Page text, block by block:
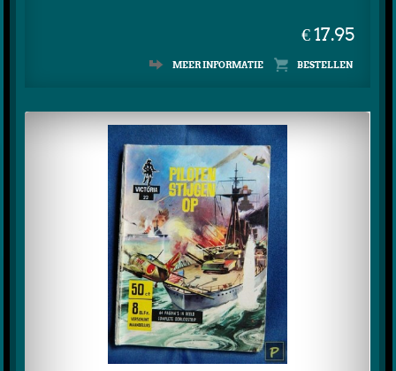
€ 17.95
MEER INFORMATIE